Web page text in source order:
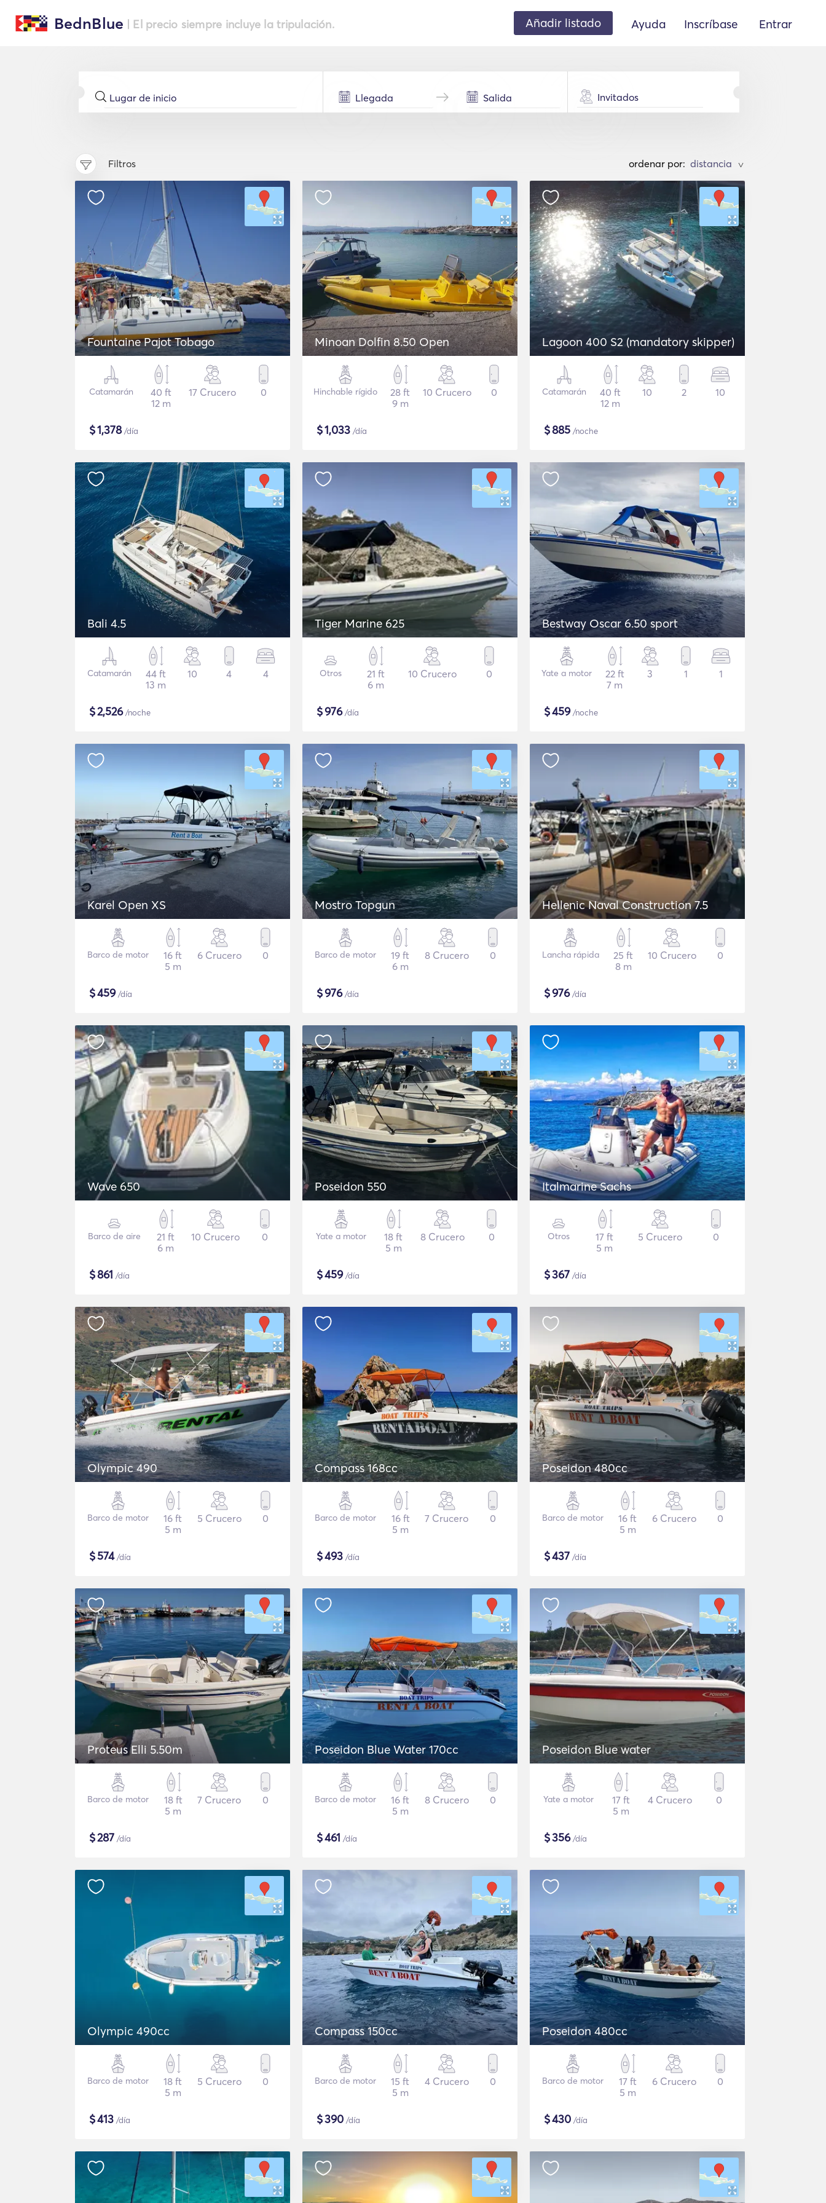
BednBlue | El precio siempre incluye la tripulación. Añadir listado Ayuda Inscríbase Entrar
Invitados
Filtros ordenar por: >
Fountaine Pajot Tobago
Catamarán
40 ft
12 m
17 Crucero 0
$1,378/día
Minoan Dolfin 8.50 Open
Hinchable rígido
28 ft
9 m
10 Crucero 0
$1,033 /día
Lagoon 400 S2 (mandatory skipper)
Catamarán
40 ft
12 m
10 2 10
$885 /noche
Bali 4.5
Catamarán
44 ft
13 m
10 4 4
$2,526/noche
Tiger Marine 625
Otros
21 ft
6 m
10 Crucero 0
$976/día
Bestway Oscar 6.50 sport
Yate a motor
22 ft
7 m
3 1 1
$459/noche
Karel Open XS
Barco de motor
16 ft
5 m
6 Crucero 0
$459/día
Mostro Topgun
Barco de motor
19 ft
6 m
8 Crucero 0
$976/día
Hellenic Naval Construction 7.5
Lancha rápida
25 ft
8 m
10 Crucero 0
$976/día
Wave 650
Barco de aire
21 ft
6 m
10 Crucero 0
$861 /día
Poseidon 550
Yate a motor
18 ft
5 m
8 Crucero 0
$459/día
Italmarine Sachs
Otros
17 ft
5 m
5 Crucero 0
$367 /día
Olympic 490
Barco de motor
16 ft
5 m
5 Crucero 0
$574/día
Compass 168cc
Barco de motor
16 ft
5 m
7 Crucero 0
$493 /día
Poseidon 480cc
Barco de motor
16 ft
5 m
6 Crucero 0
$437 /día
Proteus Elli 5.50m
Barco de motor
18 ft
5 m
7 Crucero 0
$287 /día
Poseidon Blue Water 170cc
Barco de motor
16 ft
5 m
8 Crucero 0
$461 /día
Poseidon Blue water
Yate a motor
17 ft
5 m
4 Crucero 0
$356/día
Olympic 490cc
Barco de motor
18 ft
5 m
5 Crucero 0
$413 /día
Compass 150cc
Barco de motor
15 ft
5 m
4 Crucero 0
$390 /día
Poseidon 480cc
Barco de motor
17 ft
5 m
6 Crucero 0
$430 /día